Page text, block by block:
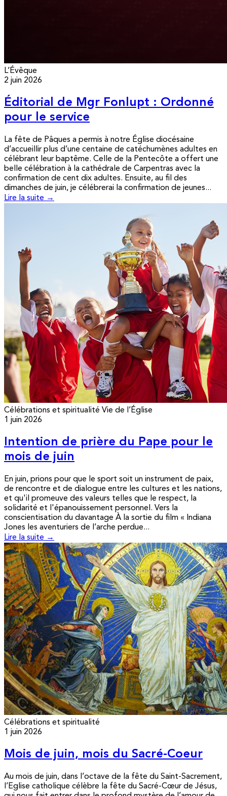
L’Évêque
2 juin 2026
Éditorial de Mgr Fonlupt : Ordonné
pour le service
La fête de Pâques a permis à notre Église diocésaine
d’accueillir plus d’une centaine de catéchumènes adultes en
célébrant leur baptême. Celle de la Pentecôte a offert une
belle célébration à la cathédrale de Carpentras avec la
confirmation de cent dix adultes. Ensuite, au fil des
dimanches de juin, je célébrerai la confirmation de jeunes...
Lire la suite →
Célébrations et spiritualité Vie de l’Église
1 juin 2026
Intention de prière du Pape pour le
mois de juin
En juin, prions pour que le sport soit un instrument de paix,
de rencontre et de dialogue entre les cultures et les nations,
et qu'il promeuve des valeurs telles que le respect, la
solidarité et l'épanouissement personnel. Vers la
conscientisation du davantage À la sortie du film « Indiana
Jones les aventuriers de l’arche perdue...
Lire la suite →
Célébrations et spiritualité
1 juin 2026
Mois de juin, mois du Sacré-Coeur
Au mois de juin, dans l’octave de la fête du Saint-Sacrement,
l’Eglise catholique célèbre la fête du Sacré-Cœur de Jésus,